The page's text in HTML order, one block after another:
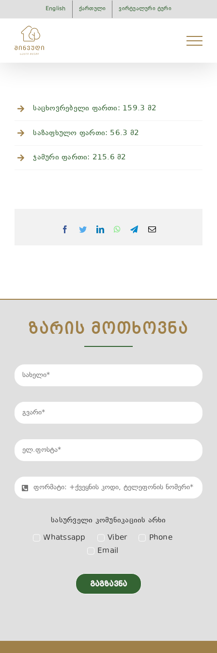
to
content
English ქართული ვირტუალური ტური
საცხოვრებელი ფართი: 159.3 მ2
საზაფხულო ფართი: 56.3 მ2
ჯამური ფართი: 215.6 მ2
Facebook
TwitterLinkedInWhatsApp
TelegramEmail
ᲖᲐᲠᲘᲡ ᲛᲝᲗᲮᲝᲕᲜᲐ
სასურველი კომუნიკაციის არხი
Whatssapp
Viber
Phone
Email
ᲒᲐᲒᲖᲐᲕᲜᲐ